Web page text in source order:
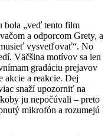
bola „veď tento film
a odporcom Grety, a
vysvetľovať“. No
Väčšina motívov sa len
gradáciu prejavov
akcie a reakcie. Dej
snaží upozorniť na
ju nepočúvali – preto
mikrofón a rozumejú